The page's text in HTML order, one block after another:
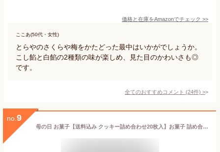
価格と在庫をAmazonでチェック >>
ここあ(50代・女性)
とらやのさくらや梅をかたどった最中はいかがでしょうか。
こし餡と白餡の2種類の味が楽しめ、見た目のかわいさも◎
です。
全てのおすすめコメント (24件) >
no. 9
母の日 お菓子【送料込み クッキー詰め合わせ20枚入】お菓子 詰め合わせ ギフト 個包装 クッキー ラングドシャ チーズ 焼き菓子 洋菓子 プレゼント 内祝い お返し お祝い お礼 職場 退職 ご挨拶 菓子折り 東京 お土産 手土産 人気 おすすめ おかし 東京ミルクチーズ工場